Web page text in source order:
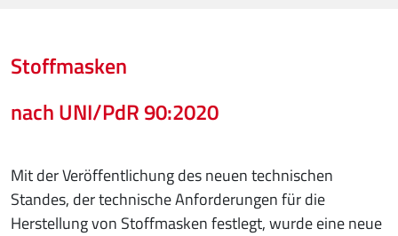
Stoffmasken
nach UNI/PdR 90:2020
Mit der Veröffentlichung des neuen technischen
Standes, der technische Anforderungen für die
Herstellung von Stoffmasken festlegt, wurde eine neue